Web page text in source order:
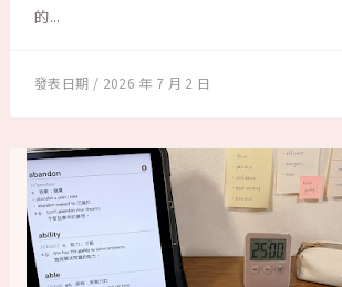
的...
2026 年 7 月 2 日